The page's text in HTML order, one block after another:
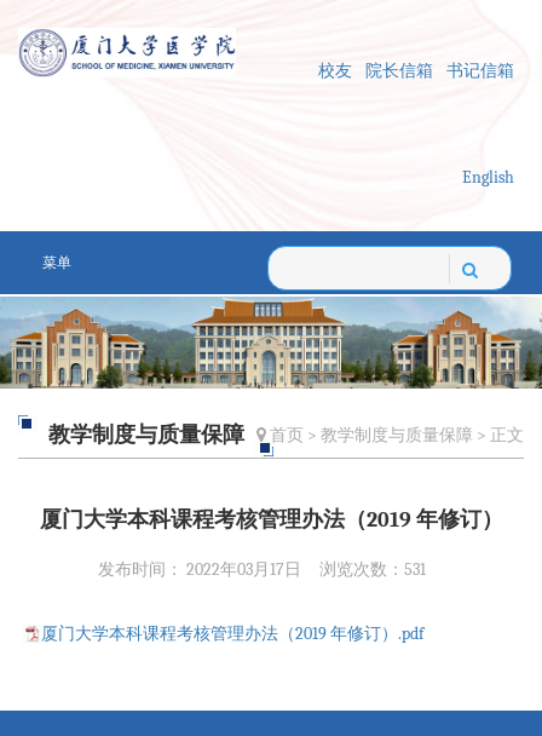
校友 院长信箱 书记信箱
English
菜单
教学制度与质量保障 首页 > 教学制度与质量保障 > 正文
厦门大学本科课程考核管理办法（2019 年修订）
发布时间： 2022年03月17日 浏览次数： 531
厦门大学本科课程考核管理办法（2019 年修订）.pdf